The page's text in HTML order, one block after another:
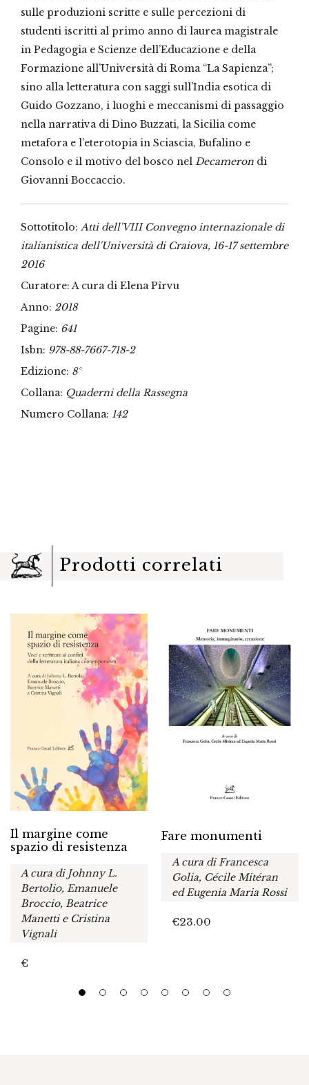
sulle produzioni scritte e sulle percezioni di
studenti iscritti al primo anno di laurea magistrale
in Pedagogia e Scienze dell’Educazione e della
Formazione all’Università di Roma “La Sapienza”;
sino alla letteratura con saggi sull’India esotica di
Guido Gozzano, i luoghi e meccanismi di passaggio
nella narrativa di Dino Buzzati, la Sicilia come
metafora e l’eterotopia in Sciascia, Bufalino e
Consolo e il motivo del bosco nel Decameron di
Giovanni Boccaccio.
Sottotitolo: Atti dell'VIII Convegno internazionale di
italianistica dell'Università di Craiova, 16-17 settembre
2016
Curatore: A cura di Elena Pîrvu
Anno: 2018
Pagine: 641
Isbn: 978-88-7667-718-2
Edizione: 8°
Collana: Quaderni della Rassegna
Numero Collana: 142
Prodotti correlati
Il margine come
spazio di resistenza
A cura di Johnny L.
Bertolio, Emanuele
Broccio, Beatrice
Manetti e Cristina
Vignali
€
Fare monumenti
A cura di Francesca
Golia, Cécile Mitéran
ed Eugenia Maria Rossi
€23.00